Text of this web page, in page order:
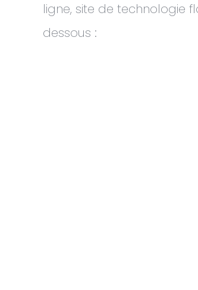
ligne, site de technologie
dessous :